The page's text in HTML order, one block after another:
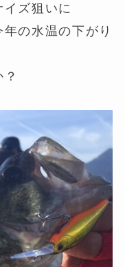
ズ狙いに
の水温の下がり